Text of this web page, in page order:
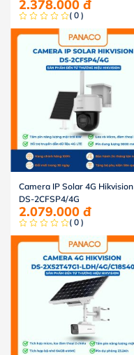
2.378.000 đ
( 0 )
Camera IP Solar 4G Hikvision
DS-2CFSP4/4G
2.079.000 đ
( 0 )